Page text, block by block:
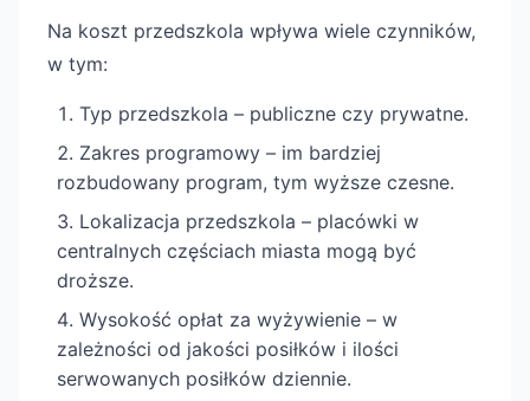
Na koszt przedszkola wpływa wiele czynników,
w tym:
Typ przedszkola – publiczne czy prywatne.
Zakres programowy – im bardziej
rozbudowany program, tym wyższe czesne.
Lokalizacja przedszkola – placówki w
centralnych częściach miasta mogą być
droższe.
Wysokość opłat za wyżywienie – w
zależności od jakości posiłków i ilości
serwowanych posiłków dziennie.